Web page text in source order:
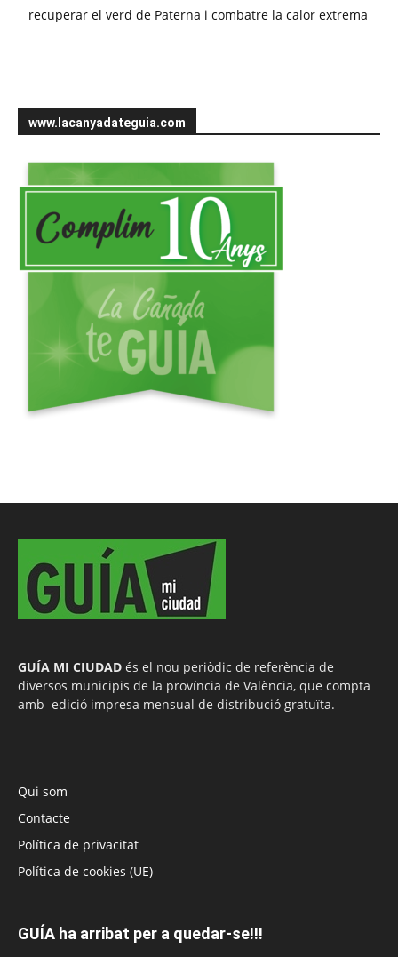
recuperar el verd de Paterna i combatre la calor extrema
www.lacanyadateguia.com
GUÍA MI CIUDAD és el nou periòdic de referència de
diversos municipis de la província de València, que compta
amb edició impresa mensual de distribució gratuïta.
Qui som
Contacte
Política de privacitat
Política de cookies (UE)
GUÍA ha arribat per a quedar-se!!!